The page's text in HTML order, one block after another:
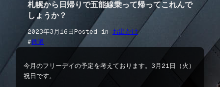
札幌から日帰りで五能線乗って帰ってこれんで
しょうか？
2023年3月16日Posted in お出かけ
#鉄道
今月のフリーデイの予定を考えております。3月21日（火）
祝日です。